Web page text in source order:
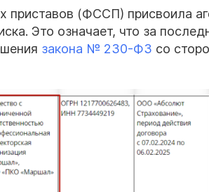
приставов (ФССП) присвоила
Это означает, что за
закона № 230-ФЗ со